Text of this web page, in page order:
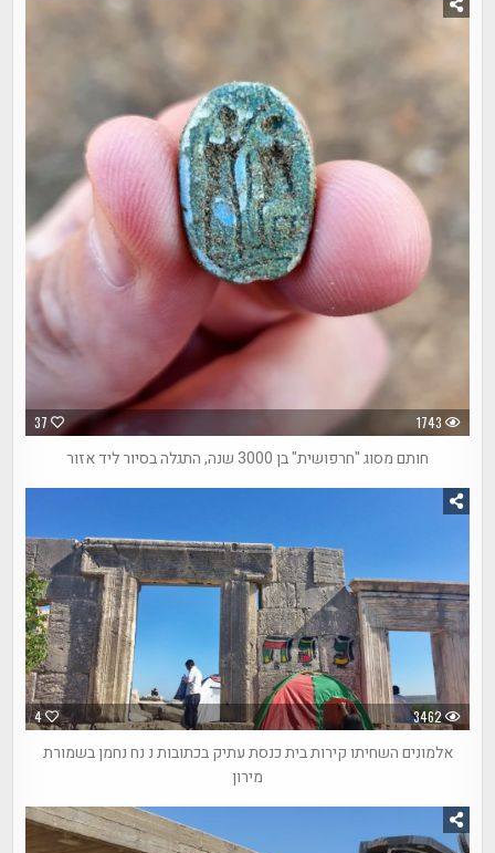
37 1743
חותם מסוג "חרפושית" בן 3000 שנה, התגלה בסיור ליד אזור
4 3462
אלמונים השחיתו קירות בית כנסת עתיק בכתובות נ נח נחמן בשמורת
מירון